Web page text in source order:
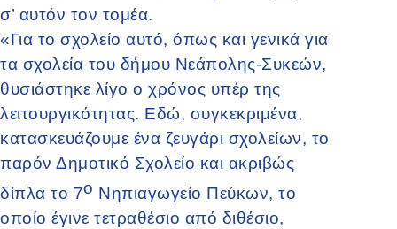
σ’ αυτόν τον τομέα.
«Για το σχολείο αυτό, όπως και γενικά για
τα σχολεία του δήμου Νεάπολης-Συκεών,
θυσιάστηκε λίγο ο χρόνος υπέρ της
λειτουργικότητας. Εδώ, συγκεκριμένα,
κατασκευάζουμε ένα ζευγάρι σχολείων, το
παρόν Δημοτικό Σχολείο και ακριβώς
δίπλα το 7ο Νηπιαγωγείο Πεύκων, το
οποίο έγινε τετραθέσιο από διθέσιο,